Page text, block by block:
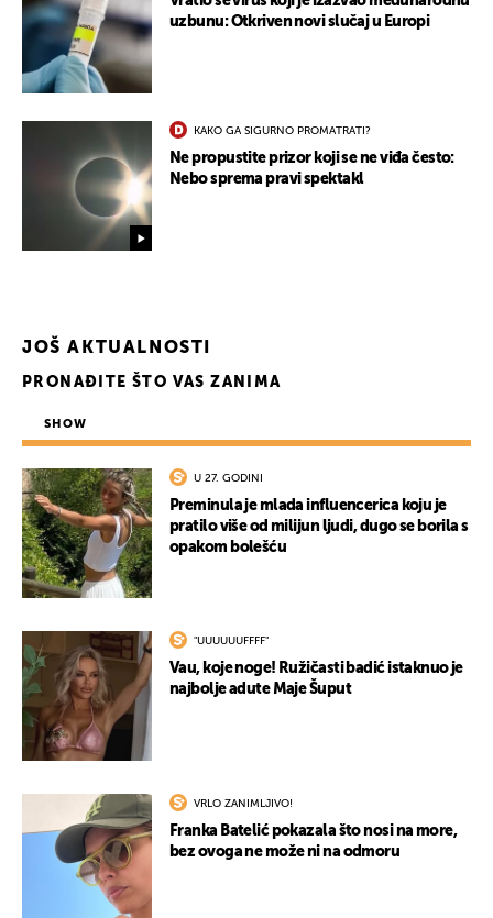
uzbunu: Otkriven novi slučaj u Europi
KAKO GA SIGURNO PROMATRATI?
Ne propustite prizor koji se ne viđa često:
Nebo sprema pravi spektakl
JOŠ AKTUALNOSTI
PRONAĐITE ŠTO VAS ZANIMA
SHOW
U 27. GODINI
Preminula je mlada influencerica koju je
pratilo više od milijun ljudi, dugo se borila s
opakom bolešću
"UUUUUUFFFF"
Vau, koje noge! Ružičasti badić istaknuo je
najbolje adute Maje Šuput
VRLO ZANIMLJIVO!
Franka Batelić pokazala što nosi na more,
bez ovoga ne može ni na odmoru